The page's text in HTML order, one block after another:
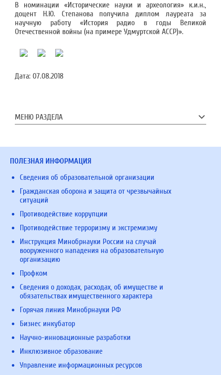
В номинации «Исторические науки и археология» к.и.н.,
доцент Н.Ю. Степанова получила диплом лауреата за
научную работу «История радио в годы Великой
Отечественной войны (на примере Удмуртской АССР)».
Дата: 07.08.2018
МЕНЮ РАЗДЕЛА
ПОЛЕЗНАЯ ИНФОРМАЦИЯ
Сведения об образовательной организации
Гражданская оборона и защита от чрезвычайных
ситуаций
Противодействие коррупции
Противодействие терроризму и экстремизму
Инструкция Минобрнауки России на случай
вооруженного нападения на образовательную
организацию
Профком
Сведения о доходах, расходах, об имуществе и
обязательствах имущественного характера
Горячая линия Минобрнауки РФ
Бизнес инкубатор
Научно-инновационные разработки
Инклюзивное образование
Управление информационных ресурсов